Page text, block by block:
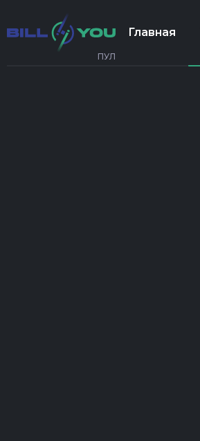
ПУЛ
Главная